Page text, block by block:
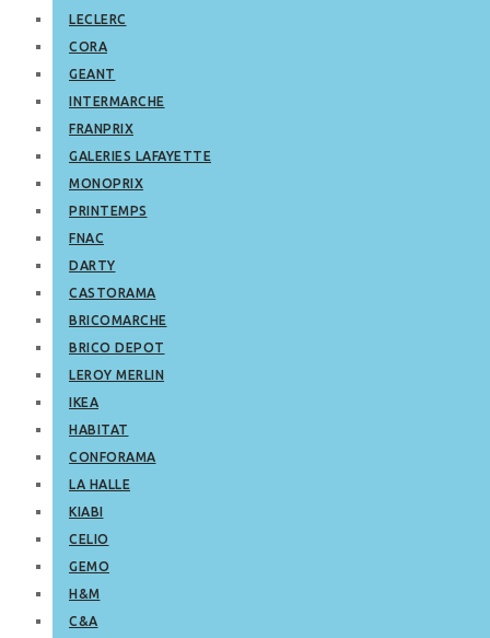
LECLERC
CORA
GEANT
INTERMARCHE
FRANPRIX
GALERIES LAFAYETTE
MONOPRIX
PRINTEMPS
FNAC
DARTY
CASTORAMA
BRICOMARCHE
BRICO DEPOT
LEROY MERLIN
IKEA
HABITAT
CONFORAMA
LA HALLE
KIABI
CELIO
GEMO
H&M
C&A